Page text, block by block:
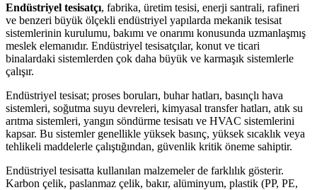
Endüstriyel tesisatçı, fabrika, üretim tesisi, enerji santrali, rafineri
ve benzeri büyük ölçekli endüstriyel yapılarda mekanik tesisat
sistemlerinin kurulumu, bakımı ve onarımı konusunda uzmanlaşmış
meslek elemanıdır. Endüstriyel tesisatçılar, konut ve ticari
binalardaki sistemlerden çok daha büyük ve karmaşık sistemlerle
çalışır.
Endüstriyel tesisat; proses boruları, buhar hatları, basınçlı hava
sistemleri, soğutma suyu devreleri, kimyasal transfer hatları, atık su
arıtma sistemleri, yangın söndürme tesisatı ve HVAC sistemlerini
kapsar. Bu sistemler genellikle yüksek basınç, yüksek sıcaklık veya
tehlikeli maddelerle çalıştığından, güvenlik kritik öneme sahiptir.
Endüstriyel tesisatta kullanılan malzemeler de farklılık gösterir.
Karbon çelik, paslanmaz çelik, bakır, alüminyum, plastik (PP, PE,